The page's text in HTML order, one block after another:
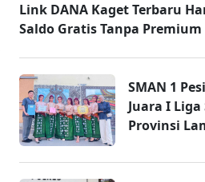
Link DANA Kaget Terbaru
Saldo Gratis Tanpa Premium
SMAN 1
Juara I Liga
Provinsi